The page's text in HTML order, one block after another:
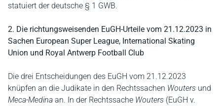
statuiert der deutsche § 1 GWB.
2. Die richtungsweisenden EuGH-Urteile vom 21.12.2023 in
Sachen European Super League, International Skating
Union und Royal Antwerp Football Club
Die drei Entscheidungen des EuGH vom 21.12.2023
knüpfen an die Judikate in den Rechtssachen Wouters und
Meca-Medina an. In der Rechtssache Wouters (EuGH v.